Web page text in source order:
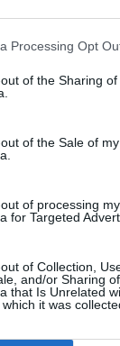
Processing Opt
of the Sharing of
of the Sale of my
of processing my
for Targeted
of Collection,
and/or Sharing
that Is Unrelated
it was
- Alytaus
iki vėlyvo
trisdešimt rūšių